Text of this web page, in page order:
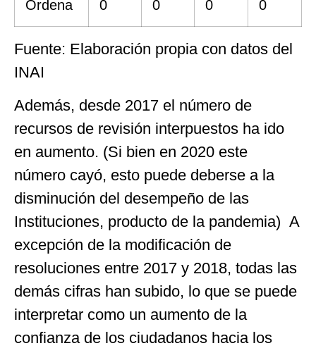
Ordena 0 0 0 0
Fuente: Elaboración propia con datos del
INAI
Además, desde 2017 el número de
recursos de revisión interpuestos ha ido
en aumento. (Si bien en 2020 este
número cayó, esto puede deberse a la
disminución del desempeño de las
Instituciones, producto de la pandemia) A
excepción de la modificación de
resoluciones entre 2017 y 2018, todas las
demás cifras han subido, lo que se puede
interpretar como un aumento de la
confianza de los ciudadanos hacia los